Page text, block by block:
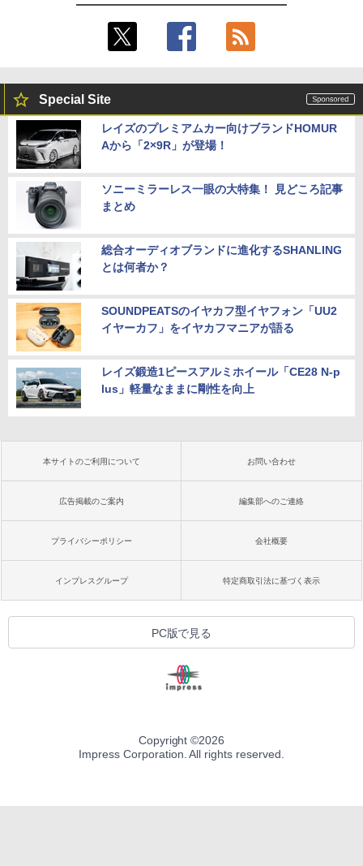
Special Site
レイズのプレミアムカー向けブランドHOMUR
Aから「2×9R」が登場！
ソニーミラーレス一眼の大特集！ 見どころ記事
まとめ
総合オーディオブランドに進化するSHANLING
とは何者か？
SOUNDPEATSのイヤカフ型イヤフォン「UU2
イヤーカフ」をイヤカフマニアが語る
レイズ鍛造1ピースアルミホイール「CE28 N-p
lus」軽量なままに剛性を向上
本サイトのご利用について お問い合わせ
広告掲載のご案内 編集部へのご連絡
プライバシーポリシー 会社概要
インプレスグループ 特定商取引法に基づく表示
PC版で見る
Copyright ©2026
Impress Corporation. All rights reserved.